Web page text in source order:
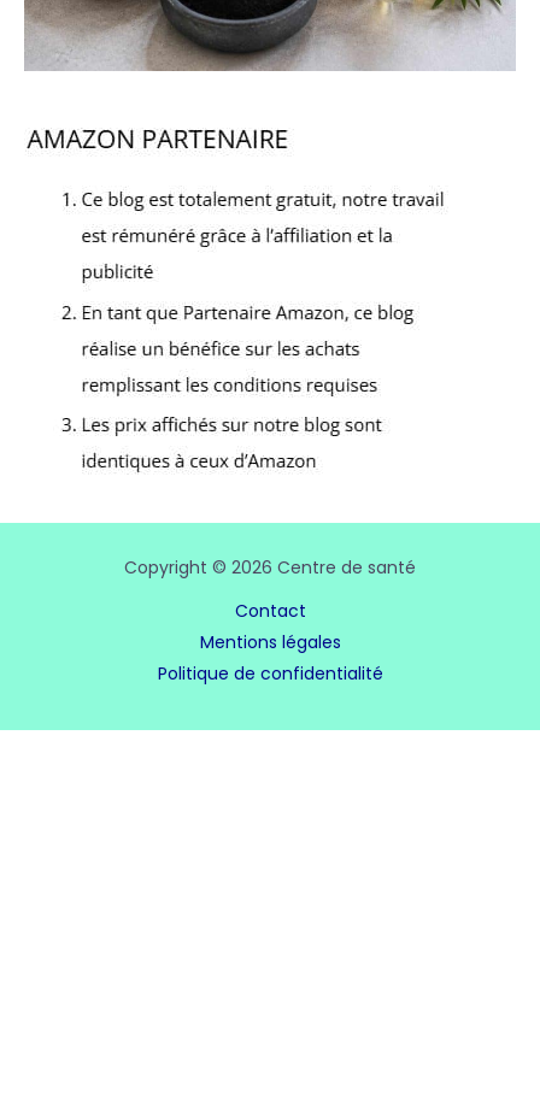
Copyright © 2026 Centre de santé
Contact
Mentions légales
Politique de confidentialité